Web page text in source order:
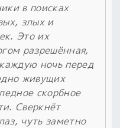
в поисках
злых и
Это их
разрешённая,
ночь перед
живущих
скорбное
Сверкнёт
чуть заметно